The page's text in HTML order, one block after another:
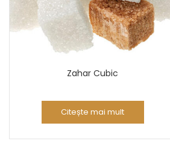
Zahar Cubic
Citește mai mult